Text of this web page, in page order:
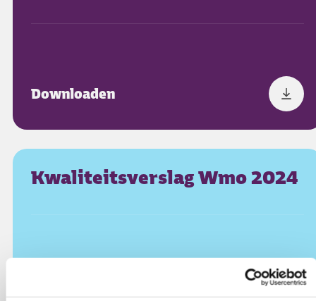
Downloaden
Kwaliteitsverslag Wmo 2024